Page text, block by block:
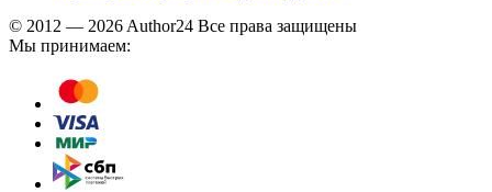
© 2012 — 2026 Author24 Все права защищены
Мы принимаем: